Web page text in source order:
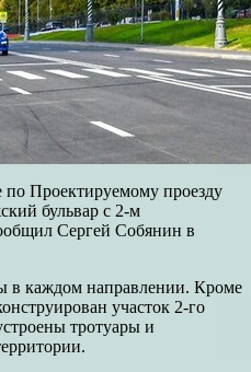
Проектируемому проезду
бульвар с 2-м
Сергей Собянин в
в каждом направлении. Кроме
участок 2-го
тротуары и